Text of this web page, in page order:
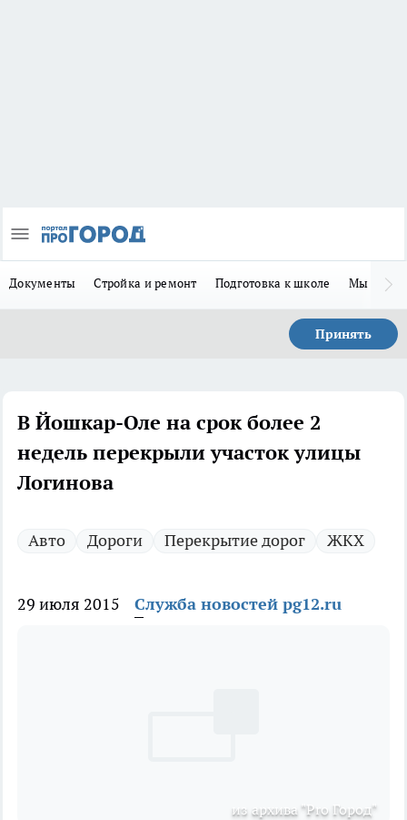
Документы Стройка и ремонт Подготовка к школе Мы в MAX
Принять
В Йошкар-Оле на срок более 2
недель перекрыли участок улицы
Логинова
Авто Дороги Перекрытие дорог ЖКХ
29 июля 2015 Служба новостей pg12.ru
из архива "Pro Город"